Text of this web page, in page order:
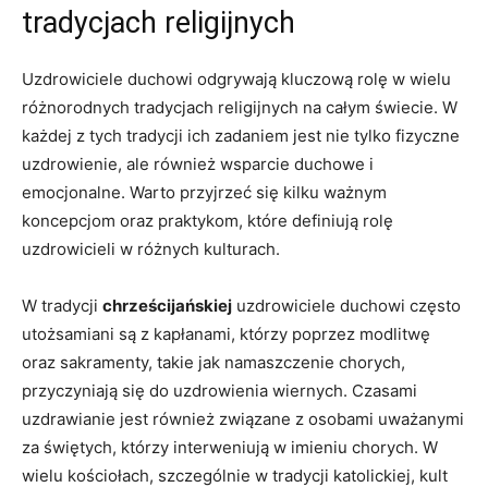
tradycjach religijnych
Uzdrowiciele duchowi odgrywają kluczową rolę w wielu
różnorodnych tradycjach religijnych na całym świecie. W
każdej z tych tradycji ich zadaniem jest nie tylko fizyczne
uzdrowienie, ale również wsparcie duchowe i
emocjonalne. Warto przyjrzeć się kilku ważnym
koncepcjom oraz praktykom, które definiują rolę
uzdrowicieli w różnych kulturach.
W tradycji chrześcijańskiej uzdrowiciele duchowi często
utożsamiani są z kapłanami, którzy poprzez modlitwę
oraz sakramenty, takie jak namaszczenie chorych,
przyczyniają się do uzdrowienia wiernych. Czasami
uzdrawianie jest również związane z osobami uważanymi
za świętych, którzy interweniują w imieniu chorych. W
wielu kościołach, szczególnie w tradycji katolickiej, kult